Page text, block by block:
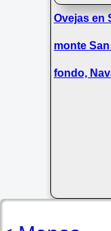
Ovejas en
monte
fondo,